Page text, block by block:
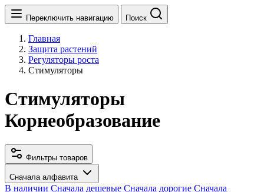
Переключить навигацию Поиск
Главная
Защита растений
Регуляторы роста
Стимуляторы
Стимуляторы
Корнеобразование
Фильтры товаров
Сначала алфавита
В наличии Сначала дешевые Сначала дорогие Сначала